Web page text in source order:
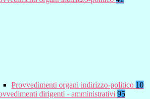
Provvedimenti organi indirizzo-politico 10
dirigenti - amministrativi 95